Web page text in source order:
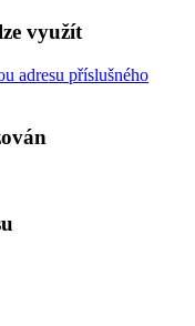
využít
adresu příslušného